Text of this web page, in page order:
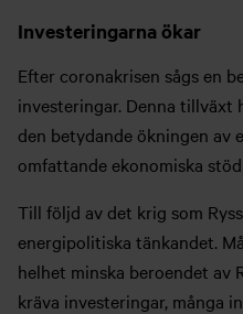
Investeringarna ökar
Efter coronakrisen sågs en
investeringar. Denna
den betydande ökningen av
omfattande ekonomiska
Till följd av det krig som
energipolitiska tänkandet.
helhet minska beroendet av
kräva investeringar, många